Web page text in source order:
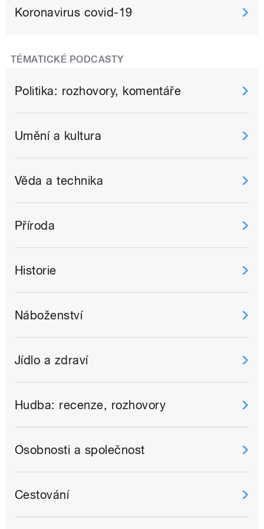
Koronavirus covid-19
TÉMATICKÉ PODCASTY
Politika: rozhovory, komentáře
Umění a kultura
Věda a technika
Příroda
Historie
Náboženství
Jídlo a zdraví
Hudba: recenze, rozhovory
Osobnosti a společnost
Cestování